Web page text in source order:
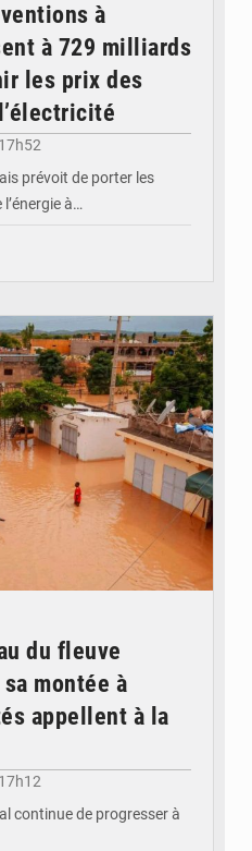
à
à 729 milliards
les prix des
prévoit de porter les
à…
du fleuve
montée à
appellent à la
continue de progresser à